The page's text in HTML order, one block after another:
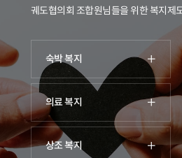
궤도협의회 조합원님들을 위한 복지제
숙박 복지
의료 복지
상조 복지